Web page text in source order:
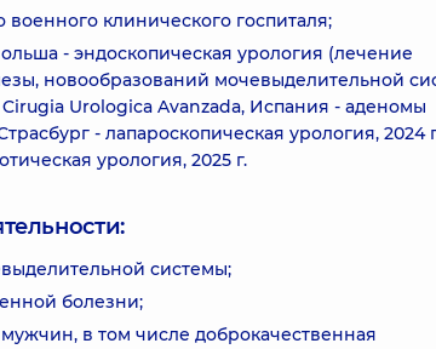
военного клинического госпиталя;
- эндоскопическая урология (лечение
новообразований мочевыделительной
Cirugia Urologica Avanzada, Испания - аденомы
- лапароскопическая урология, 2024
урология, 2025 г.
системы;
болезни;
в том числе доброкачественная